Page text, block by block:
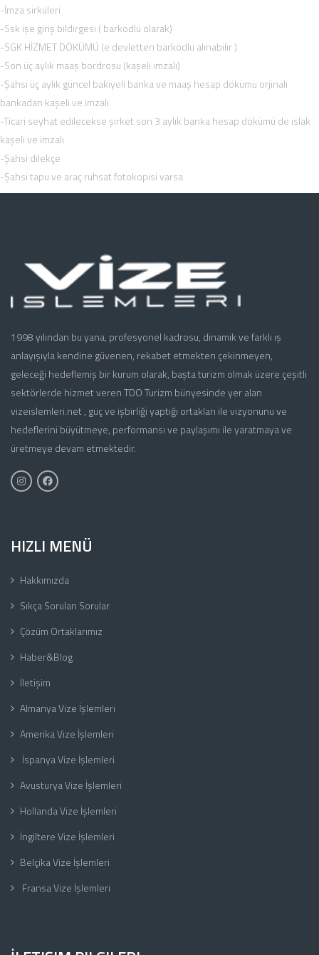
-İmza sirküleri
-Ssk işe giriş bildirgesi ( barkodlu olarak)
-SGK HİZMET DÖKÜMÜ (e devletten barkodlu alınabilir )
-Son üç aylık maaş bordrosu (kaşeli imzalı)
-Şahsi üç aylık güncel bakiyeli banka ve maaş hesap dökümü orjinali
bankadan kaşeli ve imzalı
-Ticari seyhat edilecekse şirket son 3 aylık banka hesap dökümü de ıslak
kaşeli ve imzalı
-Şahsi dilekçe
-Şahsi tapu ve araç ruhsat fotokopisi varsa
1998 yılından bu yana, profesyonel kadrosu, dinamik ve farklı iş
anlayışıyla kendine güvenen, rekabet etmekten çekinmeyen,
geleceği hedeflemiş bir kurum olarak, başta turizm olmak üzere çeşitli
sektörlerde hizmet veren TDO Turizm bünyesinde yer alan
vizeislemleri.net , güç ve işbirliği yaptığı ortakları ile vizyonunu ve
hedeflerini büyütmeye, performansı ve paylaşımı ile yaratmaya ve
üretmeye devam etmektedir.
HIZLI MENÜ
Hakkımızda
Sıkça Sorulan Sorular
Çözüm Ortaklarımız
Haber&Blog
İletişim
Almanya Vize İşlemleri
Amerika Vize İşlemleri
İspanya Vize İşlemleri
Avusturya Vize İşlemleri
Hollanda Vize İşlemleri
İngiltere Vize İşlemleri
Belçika Vize İşlemleri
Fransa Vize İşlemleri